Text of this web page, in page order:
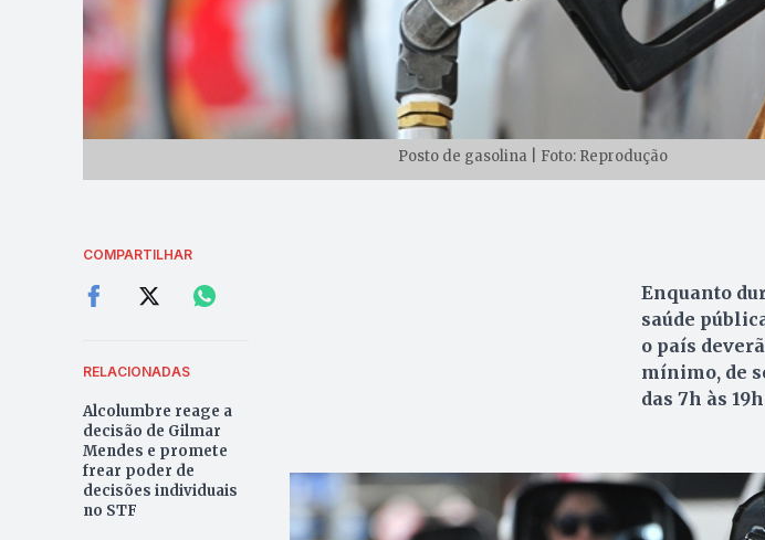
Posto de gasolina | Foto: Reprodução
COMPARTILHAR
RELACIONADAS
Alcolumbre reage a
decisão de Gilmar
Mendes e promete
frear poder de
decisões individuais
no STF
Enquanto
saúde
o país
mínimo, de
das 7h às 19h